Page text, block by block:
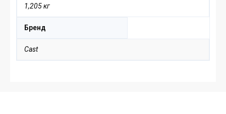
1,205 кг
Бренд
Cast